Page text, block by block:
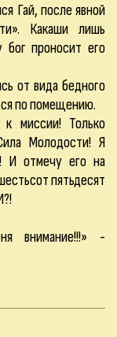
Гай, после явной
Какаши лишь
проносит его
от вида бедного
по помещению.
миссии! Только
Молодости! Я
отмечу его на
пятьдесят
внимание!!!» -